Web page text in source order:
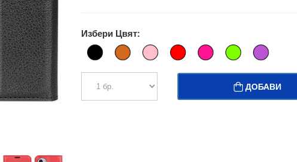
Избери Цвят:
ДОБАВИ